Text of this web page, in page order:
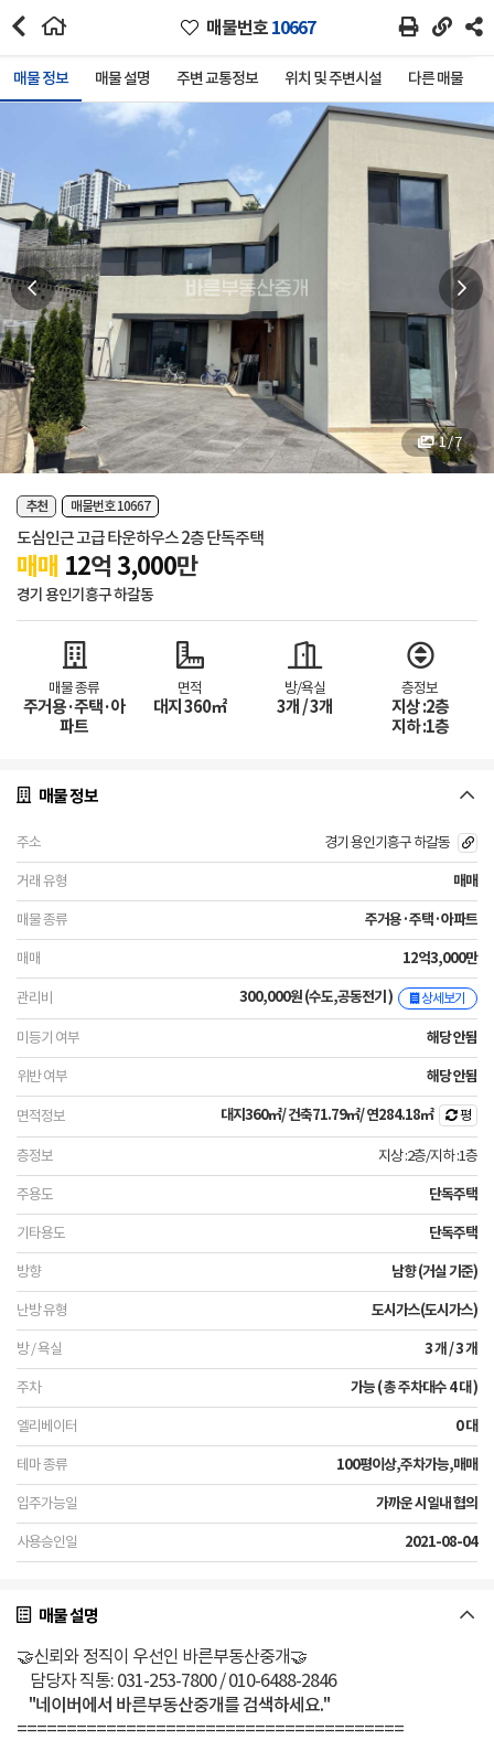
매물번호10667
매물 정보 매물 설명 주변 교통정보 위치 및 주변시설 다른 매물
1 / 7
추천 매물번호 10667
도심인근 고급 타운하우스 2층 단독주택
매매 12억 3,000만
경기 용인기흥구 하갈동
매물 종류
주거용·주택·아
파트
면적
대지 360㎡
방/욕실
3개 / 3개
층정보
지상 :2층
지하 :1층
매물 정보
경기 용인기흥구 하갈동
매매
주거용·주택·아파트
12억3,000만
300,000원 (수도,공동전기 ) 상세보기
해당 안됨
해당 안됨
대지360㎡/ 건축71.79㎡/ 연284.18㎡ 평
지상 :2층/지하 :1층
단독주택
단독주택
남향 (거실 기준)
도시가스(도시가스)
3 개 / 3 개
가능 ( 총 주차대수 4 대 )
0 대
100평이상,주차가능,매매
가까운 시일내 협의
2021-08-04
매물 설명
🤝신뢰와 정직이 우선인 바른부동산중개🤝
담당자 직통: 031-253-7800 / 010-6488-2846
"네이버에서 바른부동산중개를 검색하세요."
=======================================